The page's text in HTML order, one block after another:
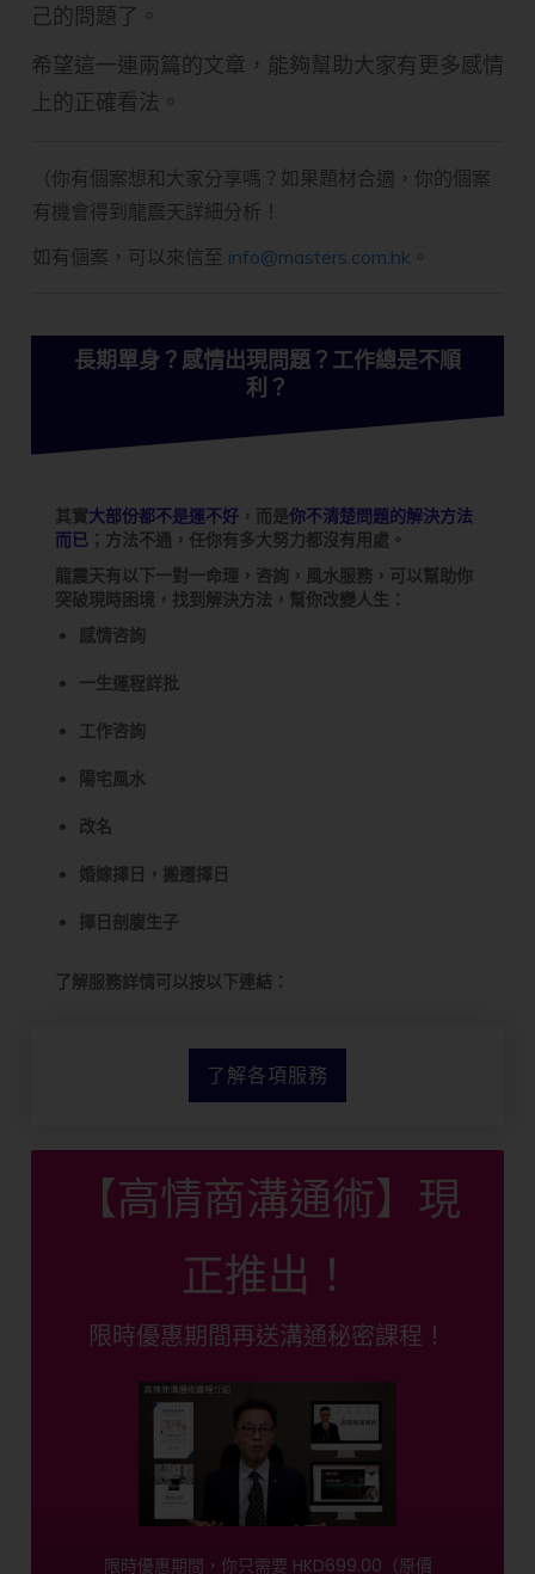
己的問題了。
希望這一連兩篇的文章，能夠幫助大家有更多感情
上的正確看法。
（你有個案想和大家分享嗎？如果題材合適，你的個案
有機會得到龍震天詳細分析！
如有個案，可以來信至 info@masters.com.hk 。
長期單身？感情出現問題？工作總是不順
利？
其實大部份都不是運不好 ，而是你不清楚問題的解決方法
而已 ；方法不通，任你有多大努力都沒有用處。
龍震天有以下一對一命理，咨詢，風水服務，可以幫助你
突破現時困境，找到解決方法，幫你改變人生：
感情咨詢
一生運程詳批
工作咨詢
陽宅風水
改名
婚嫁擇日，搬遷擇日
擇日剖腹生子
了解服務詳情可以按以下連結：
了解各項服務
【高情商溝通術】現
正推出！
限時優惠期間再送溝通秘密課程！
限時優惠期間，你只需要 HKD699.00（原價